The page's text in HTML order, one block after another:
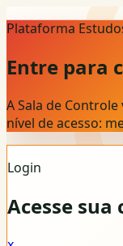
Plataforma
Entre para
A Sala de
nível de acesso:
Login
Acesse sua